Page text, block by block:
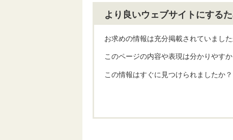
より良いウェブサイトにする
お求めの情報は充分掲載されていました
このページの内容や表現は分かりやす
この情報はすぐに見つけられましたか？